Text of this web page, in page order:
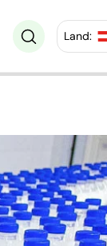
Land: